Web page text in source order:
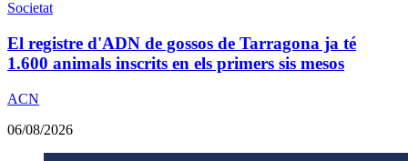
Societat
El registre d'ADN de gossos de Tarragona ja té
1.600 animals inscrits en els primers sis mesos
ACN
06/08/2026